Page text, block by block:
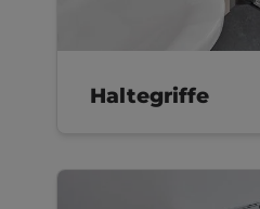
Haltegriffe